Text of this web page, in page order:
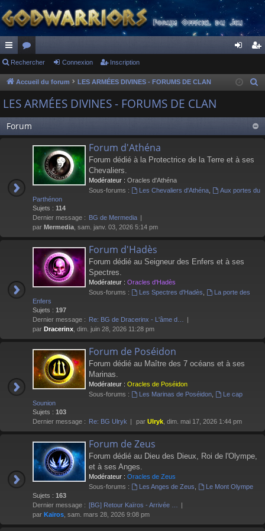
ac
co
ur
ci
s
or
u
m
s
ne
on
cri
on
Rechercher Connexion Inscription
Accueil du forum LES ARMÉES DIVINES - FORUMS DE CLAN
e
LES ARMÉES DIVINES - FORUMS DE CLAN
Forum
Forum d'Athéna
Forum dédié à la Protectrice de la Terre et à ses
Chevaliers.
Modérateur : Oracles d'Athéna
Sous-forums :
Les Chevaliers d'Athéna,
Aux portes du
Parthénon
Sujets : 114
Dernier message :
BG de Mermedia
par Mermedia , sam. janv. 03, 2026 5:14 pm
Forum d'Hadès
Forum dédié au Seigneur des Enfers et à ses
Spectres.
Modérateur : Oracles d'Hadès
Sous-forums :
Les Spectres d'Hadès
La porte des
Enfers
Sujets : 197
Dernier message :
Re: BG de Dracerinx - L'âme d…
par Dracerinx , dim. juin 28, 2026 11:28 pm
Forum de Poséidon
Forum dédié au Maître des 7 océans et à ses
Marinas.
Modérateur : Oracles de Poséidon
Sous-forums :
Les Marinas de Poséidon,
Le cap
Sounion
Sujets : 103
Dernier message :
Re: BG Ulryk par Ulryk , dim. mai 17, 2026 1:44 pm
Forum de Zeus
Forum dédié au Dieu des Dieux, Roi de l'Olympe,
et à ses Anges.
Modérateur : Oracles de Zeus
Sous-forums :
Les Anges de Zeus
Le Mont Olympe
Sujets : 163
Dernier message : [BG] Retour Kaïros - Arrivée …
par Kaïros , sam. mars 28, 2026 9:08 pm